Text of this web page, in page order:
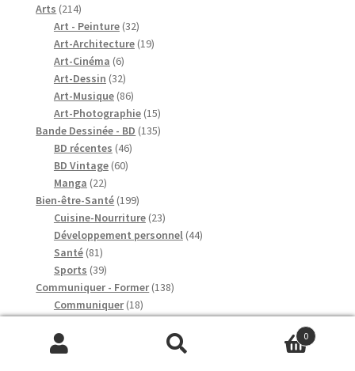
produits
Arts 214214
produits
Art - Peinture 3232
produits
Art-Architecture 1919
Art-Cinéma 66
produits
Art-Dessin 3232
produits
Art-Musique 8686
produits
Art-Photographie 1515
produits
Bande Dessinée - BD 135135
BD récentes 4646
BD Vintage 6060
Manga 2222
produits
Bien-être-Santé 199199
produits
Cuisine-Nourriture 2323
produits
Développement personnel 4444
Santé 8181
produits
Sports 3939
produits
Communiquer - Former 138138
Communiquer 1818
produits
Langues
Se former
Recherche
Recherche
0